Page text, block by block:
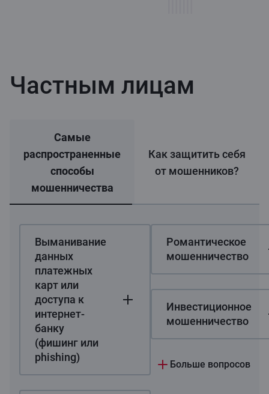
Частным лицам
Самые
распространенные
способы
мошенничества
Как защитить себя
от мошенников?
Выманивание
данных
платежных
карт или
доступа к
интернет-
банку
(фишинг или
phishing)
Романтическое
мошенничество
Инвестиционное
мошенничество
Больше вопросов